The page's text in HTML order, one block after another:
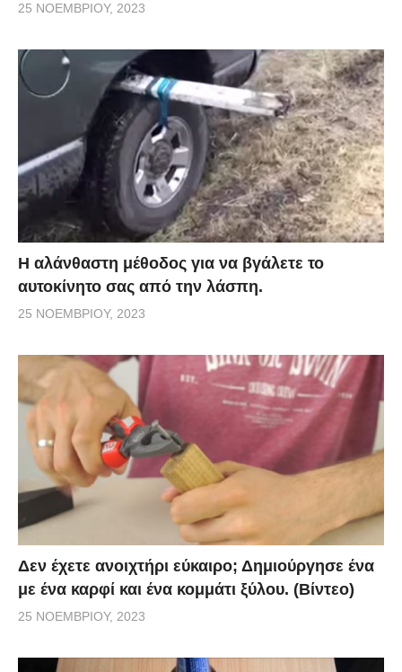
25 ΝΟΕΜΒΡΊΟΥ, 2023
Η αλάνθαστη μέθοδος για να βγάλετε το
αυτοκίνητο σας από την λάσπη.
25 ΝΟΕΜΒΡΊΟΥ, 2023
Δεν έχετε ανοιχτήρι εύκαιρο; Δημιούργησε ένα
με ένα καρφί και ένα κομμάτι ξύλου. (Βίντεο)
25 ΝΟΕΜΒΡΊΟΥ, 2023